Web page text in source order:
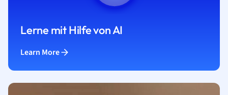
Lerne mit Hilfe von AI
Learn More